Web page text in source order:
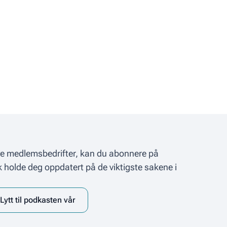
medlemsbedrifter, kan du abonnere på
holde deg oppdatert på de viktigste sakene i
Lytt til podkasten vår